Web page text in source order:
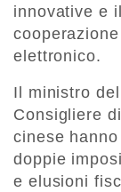
innovative e
elettronico.
Il ministro
Consigliere
cinese
doppie
e elusioni